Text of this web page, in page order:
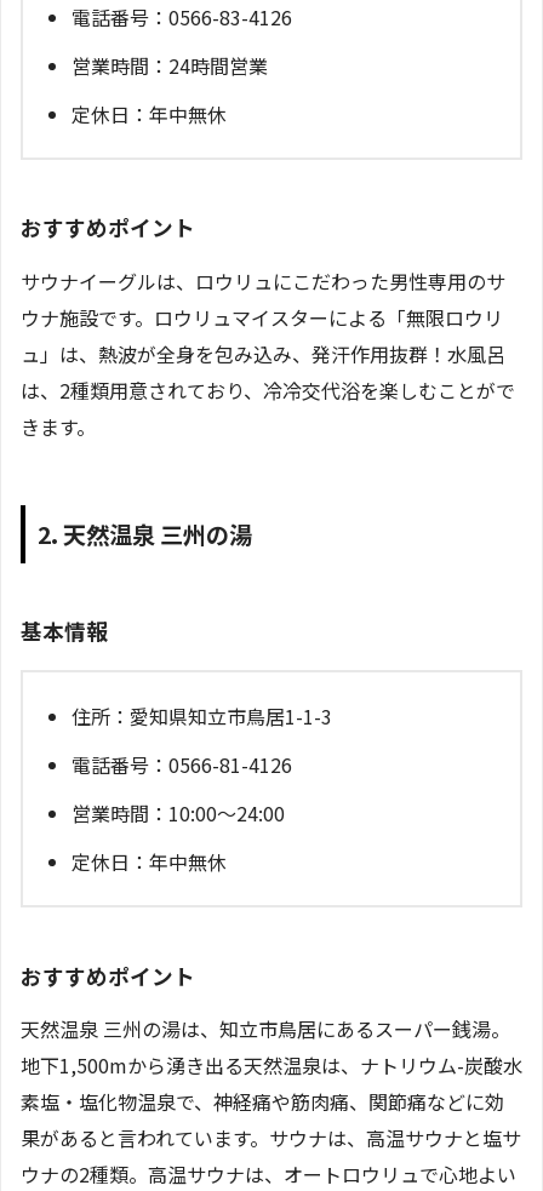
電話番号：0566-83-4126
営業時間：24時間営業
定休日：年中無休
おすすめポイント
サウナイーグルは、ロウリュにこだわった男性専用のサ
ウナ施設です。ロウリュマイスターによる「無限ロウリ
ュ」は、熱波が全身を包み込み、発汗作用抜群！水風呂
は、2種類用意されており、冷冷交代浴を楽しむことがで
きます。
2. 天然温泉 三州の湯
基本情報
住所：愛知県知立市鳥居1-1-3
電話番号：0566-81-4126
営業時間：10:00～24:00
定休日：年中無休
おすすめポイント
天然温泉 三州の湯は、知立市鳥居にあるスーパー銭湯。
地下1,500mから湧き出る天然温泉は、ナトリウム-炭酸水
素塩・塩化物温泉で、神経痛や筋肉痛、関節痛などに効
果があると言われています。サウナは、高温サウナと塩サ
ウナの2種類。高温サウナは、オートロウリュで心地よい